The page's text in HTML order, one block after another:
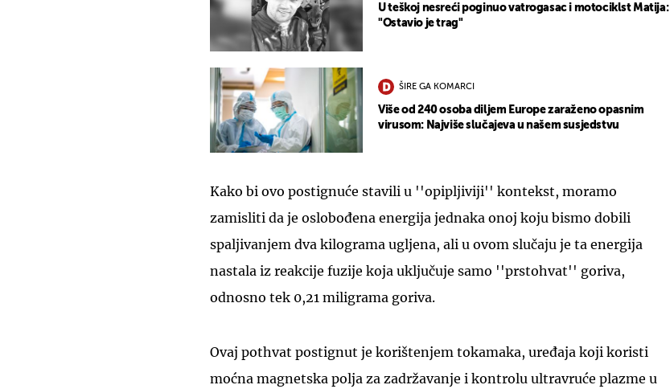
U teškoj nesreći poginuo vatrogasac i motociklst Matija:
"Ostavio je trag"
ŠIRE GA KOMARCI
Više od 240 osoba diljem Europe zaraženo opasnim
virusom: Najviše slučajeva u našem susjedstvu
Kako bi ovo postignuće stavili u ''opipljiviji'' kontekst, moramo
zamisliti da je oslobođena energija jednaka onoj koju bismo dobili
spaljivanjem dva kilograma ugljena, ali u ovom slučaju je ta energija
nastala iz reakcije fuzije koja uključuje samo ''prstohvat'' goriva,
odnosno tek 0,21 miligrama goriva.
Ovaj pothvat postignut je korištenjem tokamaka, uređaja koji koristi
moćna magnetska polja za zadržavanje i kontrolu ultravruće plazme u